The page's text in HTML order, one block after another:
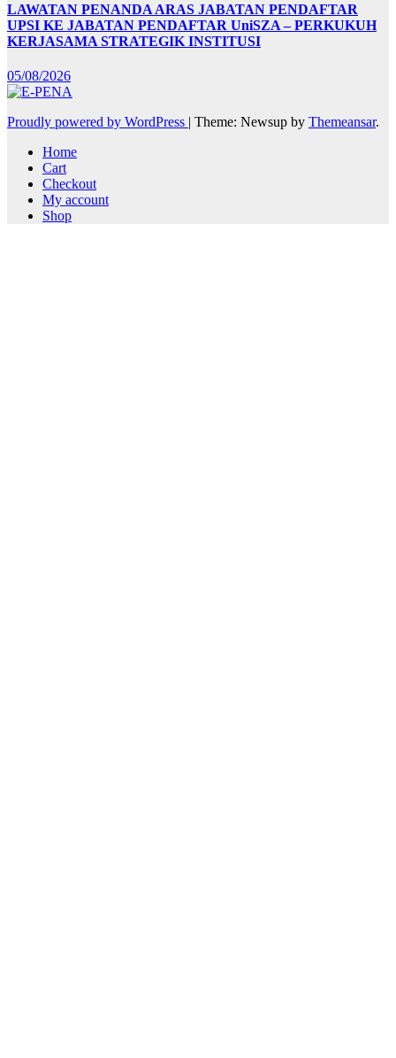
LAWATAN PENANDA ARAS JABATAN PENDAFTAR
UPSI KE JABATAN PENDAFTAR UniSZA – PERKUKUH
KERJASAMA STRATEGIK INSTITUSI
05/08/2026
Proudly powered by WordPress | Theme: Newsup by Themeansar.
Home
Cart
Checkout
My account
Shop